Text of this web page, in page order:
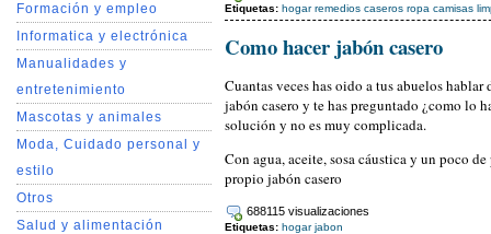
Formación y empleo
Informatica y electrónica
Manualidades y
entretenimiento
Mascotas y animales
Moda, Cuidado personal y
estilo
Otros
Salud y alimentación
Etiquetas: hogar remedios caseros ropa camisas
Como hacer jabón casero
Cuantas veces has oido a tus abuelos
jabón casero y te has preguntado ¿como lo
solución y no es muy complicada.
Con agua, aceite, sosa cáustica y un poco
propio jabón casero
688115 visualizaciones
Etiquetas: hogar jabon